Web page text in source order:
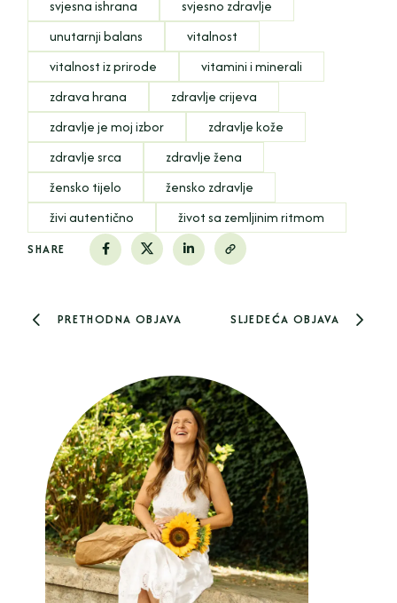
svjesna ishrana
svjesno zdravlje
unutarnji balans
vitalnost
vitalnost iz prirode
vitamini i minerali
zdrava hrana
zdravlje crijeva
zdravlje je moj izbor
zdravlje kože
zdravlje srca
zdravlje žena
žensko tijelo
žensko zdravlje
živi autentično
život sa zemljinim ritmom
SHARE
PRETHODNA OBJAVA SLJEDEĆA OBJAVA